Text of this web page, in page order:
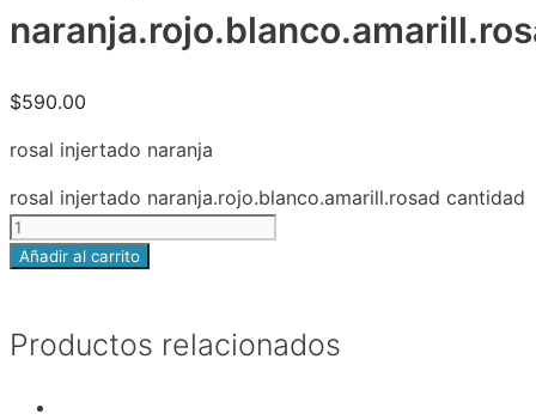
$590.00
rosal injertado naranja
rosal injertado naranja.rojo.blanco.amarill.rosad cantidad
Añadir al carrito
Productos relacionados